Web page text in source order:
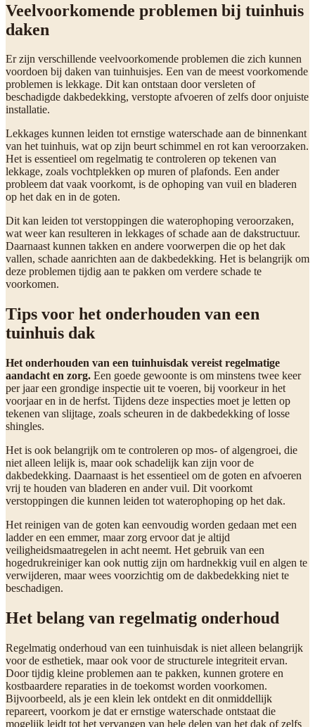
Veelvoorkomende problemen bij tuinhuis
daken
Er zijn verschillende veelvoorkomende problemen die zich kunnen
voordoen bij daken van tuinhuisjes. Een van de meest voorkomende
problemen is lekkage. Dit kan ontstaan door versleten of
beschadigde dakbedekking, verstopte afvoeren of zelfs door onjuiste
installatie.
Lekkages kunnen leiden tot ernstige waterschade aan de binnenkant
van het tuinhuis, wat op zijn beurt schimmel en rot kan veroorzaken.
Het is essentieel om regelmatig te controleren op tekenen van
lekkage, zoals vochtplekken op muren of plafonds. Een ander
probleem dat vaak voorkomt, is de ophoping van vuil en bladeren
op het dak en in de goten.
Dit kan leiden tot verstoppingen die waterophoping veroorzaken,
wat weer kan resulteren in lekkages of schade aan de dakstructuur.
Daarnaast kunnen takken en andere voorwerpen die op het dak
vallen, schade aanrichten aan de dakbedekking. Het is belangrijk om
deze problemen tijdig aan te pakken om verdere schade te
voorkomen.
Tips voor het onderhouden van een
tuinhuis dak
Het onderhouden van een tuinhuisdak vereist regelmatige
aandacht en zorg. Een goede gewoonte is om minstens twee keer
per jaar een grondige inspectie uit te voeren, bij voorkeur in het
voorjaar en in de herfst. Tijdens deze inspecties moet je letten op
tekenen van slijtage, zoals scheuren in de dakbedekking of losse
shingles.
Het is ook belangrijk om te controleren op mos- of algengroei, die
niet alleen lelijk is, maar ook schadelijk kan zijn voor de
dakbedekking. Daarnaast is het essentieel om de goten en afvoeren
vrij te houden van bladeren en ander vuil. Dit voorkomt
verstoppingen die kunnen leiden tot waterophoping op het dak.
Het reinigen van de goten kan eenvoudig worden gedaan met een
ladder en een emmer, maar zorg ervoor dat je altijd
veiligheidsmaatregelen in acht neemt. Het gebruik van een
hogedrukreiniger kan ook nuttig zijn om hardnekkig vuil en algen te
verwijderen, maar wees voorzichtig om de dakbedekking niet te
beschadigen.
Het belang van regelmatig onderhoud
Regelmatig onderhoud van een tuinhuisdak is niet alleen belangrijk
voor de esthetiek, maar ook voor de structurele integriteit ervan.
Door tijdig kleine problemen aan te pakken, kunnen grotere en
kostbaardere reparaties in de toekomst worden voorkomen.
Bijvoorbeeld, als je een klein lek ontdekt en dit onmiddellijk
repareert, voorkom je dat er ernstige waterschade ontstaat die
mogelijk leidt tot het vervangen van hele delen van het dak of zelfs